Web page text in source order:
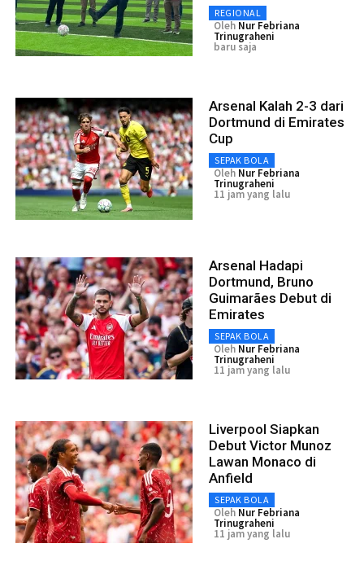
REGIONAL
Oleh Nur Febriana
Trinugraheni
baru saja
Arsenal Kalah 2-3 dari
Dortmund di Emirates
Cup
SEPAK BOLA
Oleh Nur Febriana
Trinugraheni
11 jam yang lalu
Arsenal Hadapi
Dortmund, Bruno
Guimarães Debut di
Emirates
SEPAK BOLA
Oleh Nur Febriana
Trinugraheni
11 jam yang lalu
Liverpool Siapkan
Debut Victor Munoz
Lawan Monaco di
Anfield
SEPAK BOLA
Oleh Nur Febriana
Trinugraheni
11 jam yang lalu